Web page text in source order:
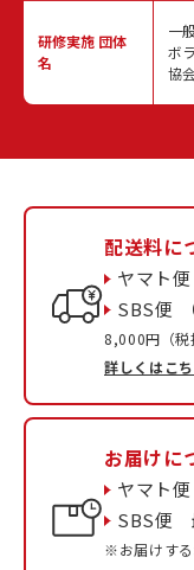
研修実施 団体
名
一
ボ
協
配送料に
ヤマト
SBS便
8,000円（税
詳しくはこ
お届けに
ヤマト
SBS便
※お届けする